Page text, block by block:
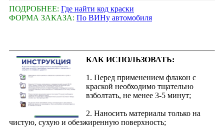
ПОДРОБНЕЕ: Где найти код краски
ФОРМА ЗАКАЗА: По ВИНу автомобиля
КАК ИСПОЛЬЗОВАТЬ:
1. Перед применением флакон с
краской необходимо тщательно
взболтать, не менее 3-5 минут;
2. Наносить материалы только на
чистую, сухую и обезжиренную поверхность;